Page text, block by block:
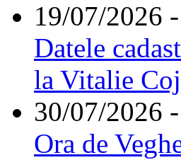
19/07/2026
Datele
la Vitalie
30/07/2026
Ora de